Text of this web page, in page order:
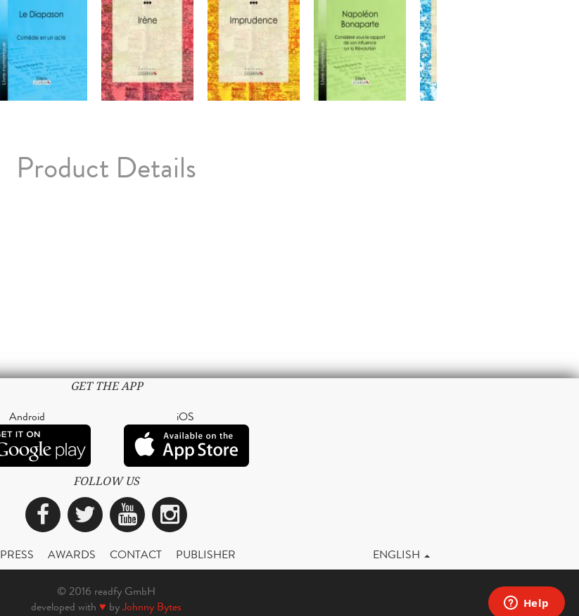
Product Details
GET THE APP
Android iOS
FOLLOW US
Facebook
TwitterYouTubeInstagram
PRESS AWARDS CONTACT PUBLISHER ENGLISH
© 2016 readfy GmbH
developed with ♥ byJohnny Bytes